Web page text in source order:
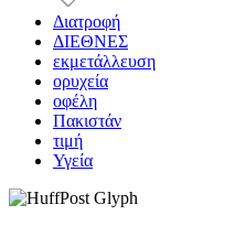
Διατροφή
ΔΙΕΘΝΕΣ
εκμετάλλευση
ορυχεία
οφέλη
Πακιστάν
τιμή
Υγεία